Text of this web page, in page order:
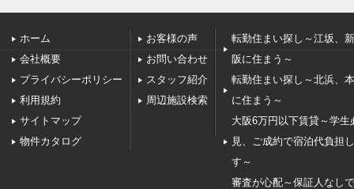
ホーム
会社概要
プライバシーポリシー
利用規約
サイトマップ
物件カタログ
お客様の声
お問い合わせ
スタッフ紹介
周辺施設検索
転勤住まい探し～江坂、
阪に住まう～
転勤住まい探し～北浜、
に住まう～
大阪6万円以下賃貸～学生
見、ご成約で宿泊代負担
す～
審査が心配～保証人なし